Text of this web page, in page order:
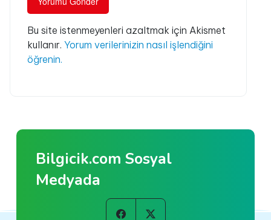
Bu site istenmeyenleri azaltmak için Akismet
kullanır. Yorum verilerinizin nasıl işlendiğini
öğrenin.
Bilgicik.com Sosyal
Medyada